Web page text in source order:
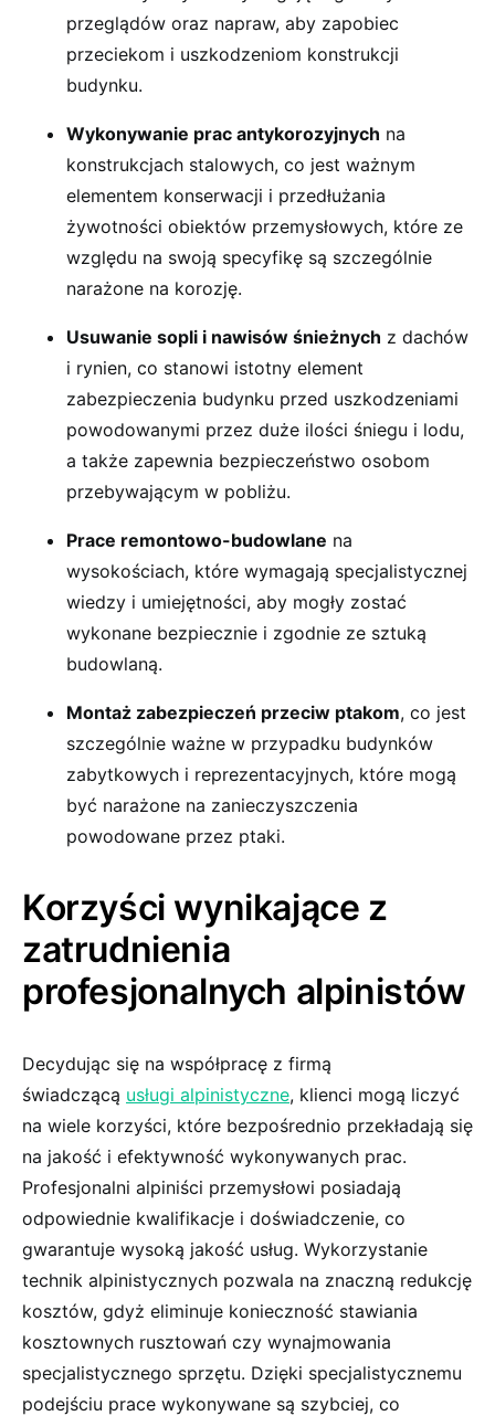
przeglądów oraz napraw, aby zapobiec
przeciekom i uszkodzeniom konstrukcji
budynku.
Wykonywanie prac antykorozyjnych na
konstrukcjach stalowych, co jest ważnym
elementem konserwacji i przedłużania
żywotności obiektów przemysłowych, które ze
względu na swoją specyfikę są szczególnie
narażone na korozję.
Usuwanie sopli i nawisów śnieżnych z dachów
i rynien, co stanowi istotny element
zabezpieczenia budynku przed uszkodzeniami
powodowanymi przez duże ilości śniegu i lodu,
a także zapewnia bezpieczeństwo osobom
przebywającym w pobliżu.
Prace remontowo-budowlane na
wysokościach, które wymagają specjalistycznej
wiedzy i umiejętności, aby mogły zostać
wykonane bezpiecznie i zgodnie ze sztuką
budowlaną.
Montaż zabezpieczeń przeciw ptakom, co jest
szczególnie ważne w przypadku budynków
zabytkowych i reprezentacyjnych, które mogą
być narażone na zanieczyszczenia
powodowane przez ptaki.
Korzyści wynikające z
zatrudnienia
profesjonalnych alpinistów
Decydując się na współpracę z firmą
świadczącą usługi alpinistyczne, klienci mogą liczyć
na wiele korzyści, które bezpośrednio przekładają się
na jakość i efektywność wykonywanych prac.
Profesjonalni alpiniści przemysłowi posiadają
odpowiednie kwalifikacje i doświadczenie, co
gwarantuje wysoką jakość usług. Wykorzystanie
technik alpinistycznych pozwala na znaczną redukcję
kosztów, gdyż eliminuje konieczność stawiania
kosztownych rusztowań czy wynajmowania
specjalistycznego sprzętu. Dzięki specjalistycznemu
podejściu prace wykonywane są szybciej, co